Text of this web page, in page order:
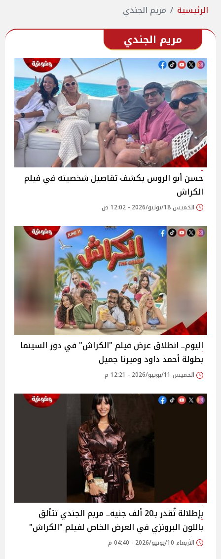
الرئيسية مريم الجندي
مريم الجندي
حسن أبو الروس يكشف تفاصيل شخصيته في فيلم
الكراش
الخميس 18/يونيو/2026 - 12:02 ص
اليوم.. انطلاق عرض فيلم "الكراش" في دور السينما
بطولة أحمد داود وميرنا جميل
الخميس 11/يونيو/2026 - 12:21 م
بإطلالة تُقدر بـ20 ألف جنيه.. مريم الجندي تتألق
باللون البرونزي في العرض الخاص لفيلم "الكراش"
الأربعاء 10/يونيو/2026 - 04:40 م